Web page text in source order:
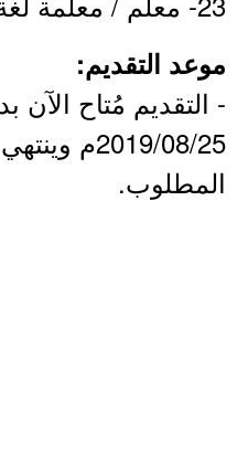
موعد التقديم:
- التقديم مُتاح الآن
2019/08/25م
المطلوب.